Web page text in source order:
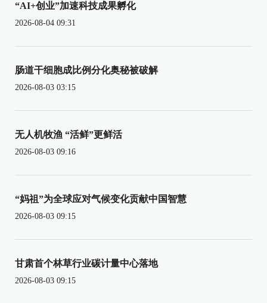
“AI+创业”加速科技成果孵化
2026-08-04 09:31
肠道干细胞成比例分化奥秘被破解
2026-08-03 03:15
无人机牧渔 “活鲜”更鲜活
2026-08-03 09:16
“妈祖”为全球应对气候变化贡献中国智慧
2026-08-03 09:15
甘肃首个林草行业碳计量中心落地
2026-08-03 09:15